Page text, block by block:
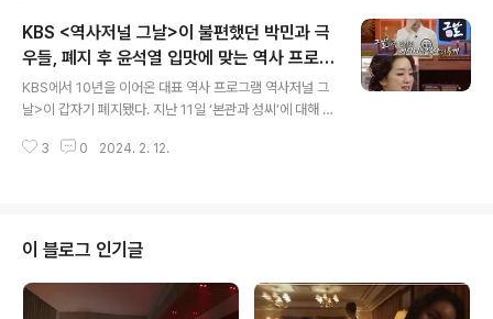
자신의 ‘뇌피셜’로 규정하는 것은 초딩 싸움때나 벌어지는
일이다. 그런데 국정 최고 책임자 자리에 있는 윤석열이 이
초딩 싸움에나 나올 법한 멘트를www.neocross.net 그
런데 여기에 아주 자그마한 도움을 주는 이가 있다. 이승만
속칭 보수들의 호응으로 제법 흥행하자, 어깨에 쓸데없는
KBS <역사저널 그날>이 불편했던 박민과 극
우들, 폐지 후 윤석열 입맛에 맞는 역사 프로그
램 만들까.
KBS에서 10년을 이어온 대표 역사 프로그램 역사저널 그
날>이 갑자기 폐지됐다. 지난 11일 ‘본관과 성씨’에 대해 이
식을 알리며 눈물을 흘렸다. 윤석열 정부를 규정하는 6개
이제 자료 역시 넘쳐나고 있다. 지난해 윤석열 관련해 부정
적인 보www.neocross.net 이들이 폐지를 말하기 전 방
송은 갑자기 억지로 화기애애한 모습을 보여주는 대기실과
회의하는 모습 등을 보여주며 “지난 2013년 10월 26일
3 0 2024. 2. 12.
이 블로그 인기글